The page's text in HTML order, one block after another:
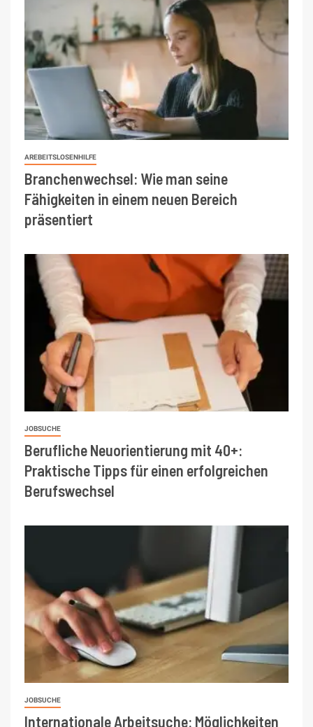
AREBEITSLOSENHILFE
Branchenwechsel: Wie man seine
Fähigkeiten in einem neuen Bereich
präsentiert
JOBSUCHE
Berufliche Neuorientierung mit 40+:
Praktische Tipps für einen erfolgreichen
Berufswechsel
JOBSUCHE
Internationale Arbeitsuche: Möglichkeiten